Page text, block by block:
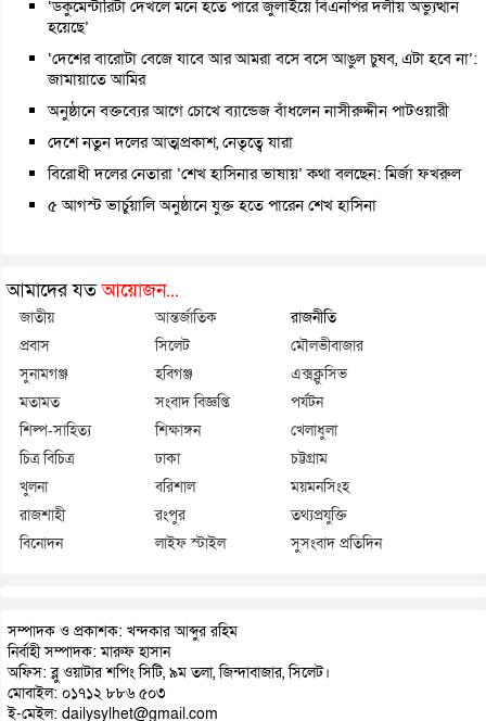
‘ডকুমেন্টারিটা দেখলে মনে হতে পারে জুলাইয়ে বিএনপির দলীয় অভ্যুত্থান
হয়েছে’
‘দেশের বারোটা বেজে যাবে আর আমরা বসে বসে আঙুল চুষব, এটা হবে না’:
জামায়াতে আমির
অনুষ্ঠানে বক্তব্যের আগে চোখে ব্যান্ডেজ বাঁধলেন নাসীরুদ্দীন পাটওয়ারী
দেশে নতুন দলের আত্মপ্রকাশ, নেতৃত্বে যারা
বিরোধী দলের নেতারা ‘শেখ হাসিনার ভাষায়’ কথা বলছেন: মির্জা ফখরুল
৫ আগস্ট ভার্চুয়ালি অনুষ্ঠানে যুক্ত হতে পারেন শেখ হাসিনা
আমাদের যতআয়োজন...
জাতীয় আন্তর্জাতিক
রাজনীতি
প্রবাস
সিলেট
মৌলভীবাজার
সুনামগঞ্জ
হবিগঞ্জ
এক্সক্লুসিভ
মতামত
সংবাদ বিজ্ঞপ্তি
পর্যটন
শিল্প-সাহিত্য
শিক্ষাঙ্গন
খেলাধুলা
চিত্র বিচিত্র
ঢাকা
চট্টগ্রাম
খুলনা
বরিশাল
ময়মনসিংহ
রাজশাহী
রংপুর
তথ্যপ্রযুক্তি
বিনোদন
লাইফ স্টাইল সুসংবাদ প্রতিদিন
সম্পাদক ও প্রকাশক: খন্দকার আব্দুর রহিম
নির্বাহী সম্পাদক: মারুফ হাসান
অফিস: ব্লু ওয়াটার শপিং সিটি, ৯ম তলা, জিন্দাবাজার, সিলেট।
মোবাইল: ০১৭১২ ৮৮৬ ৫০৩
ই-মেইল: dailysylhet@gmail.com